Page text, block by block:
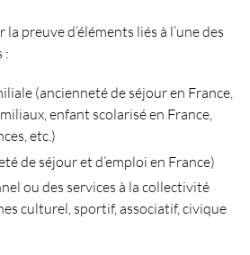
preuve d’éléments liés à l’une des
:
(ancienneté de séjour en France,
enfant scolarisé en France,
etc.)
de séjour et d’emploi en France)
ou des services à la collectivité
culturel, sportif, associatif, civique